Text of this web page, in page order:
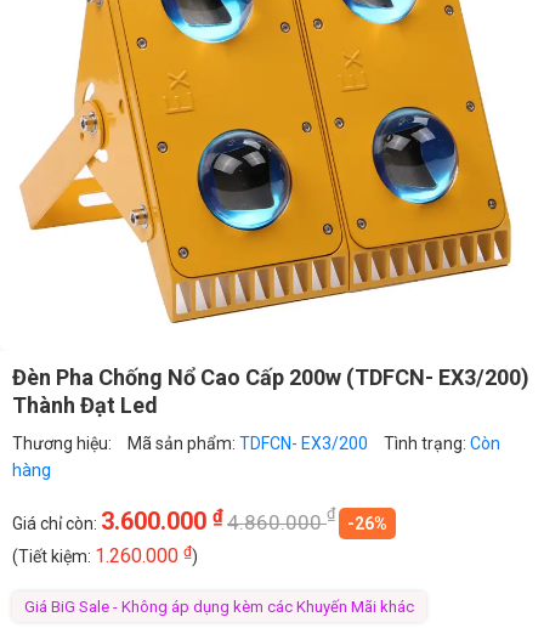
Đèn Pha Chống Nổ Cao Cấp 200w (TDFCN- EX3/200)
Thành Đạt Led
Thương hiệu: Mã sản phẩm: TDFCN- EX3/200 Tình trạng: Còn
hàng
Giá chỉ còn: 3.600.000 ₫4.860.000₫
-26%
(Tiết kiệm: 1.260.000 ₫)
Giá BiG Sale - Không áp dụng kèm các Khuyến Mãi khác